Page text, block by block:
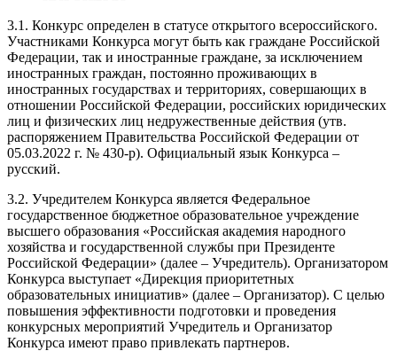
3.1. Конкурс определен в статусе открытого всероссийского.
Участниками Конкурса могут быть как граждане Российской
Федерации, так и иностранные граждане, за исключением
иностранных граждан, постоянно проживающих в
иностранных государствах и территориях, совершающих в
отношении Российской Федерации, российских юридических
лиц и физических лиц недружественные действия (утв.
распоряжением Правительства Российской Федерации от
05.03.2022 г. № 430-р). Официальный язык Конкурса –
русский.
3.2. Учредителем Конкурса является Федеральное
государственное бюджетное образовательное учреждение
высшего образования «Российская академия народного
хозяйства и государственной службы при Президенте
Российской Федерации» (далее – Учредитель). Организатором
Конкурса выступает «Дирекция приоритетных
образовательных инициатив» (далее – Организатор). С целью
повышения эффективности подготовки и проведения
конкурсных мероприятий Учредитель и Организатор
Конкурса имеют право привлекать партнеров.